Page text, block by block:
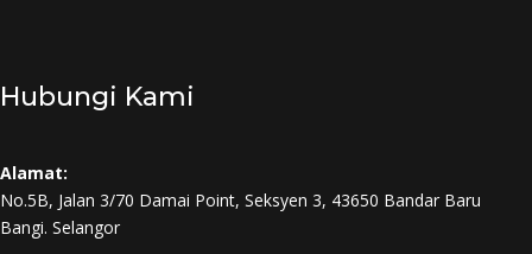
Hubungi Kami
Alamat:
No.5B, Jalan 3/70 Damai Point, Seksyen 3, 43650 Bandar Baru
Bangi. Selangor